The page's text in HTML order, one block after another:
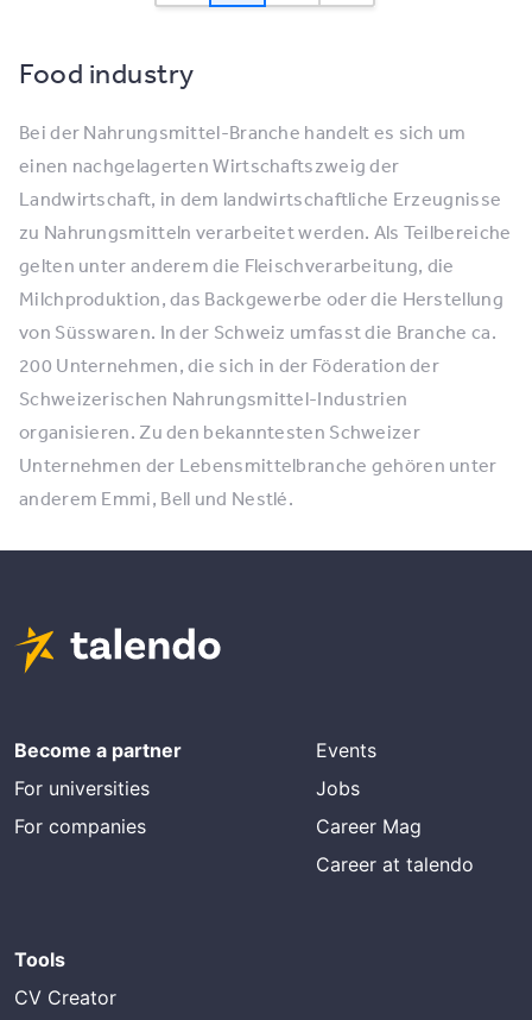
Food industry
Bei der Nahrungsmittel-Branche handelt es sich um
einen nachgelagerten Wirtschaftszweig der
Landwirtschaft, in dem landwirtschaftliche Erzeugnisse
zu Nahrungsmitteln verarbeitet werden. Als Teilbereiche
gelten unter anderem die Fleischverarbeitung, die
Milchproduktion, das Backgewerbe oder die Herstellung
von Süsswaren. In der Schweiz umfasst die Branche ca.
200 Unternehmen, die sich in der Föderation der
Schweizerischen Nahrungsmittel-Industrien
organisieren. Zu den bekanntesten Schweizer
Unternehmen der Lebensmittelbranche gehören unter
anderem Emmi, Bell und Nestlé.
Become a partner
For universities
For companies
Events
Jobs
Career Mag
Career at talendo
Tools
CV Creator